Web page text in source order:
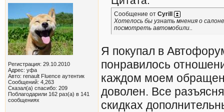
Регистрация: 29.10.2010
Адрес: уфа
Авто: renault Fluence аутентик
Сообщений: 4,263
Сказал(а) спасибо: 209
Поблагодарили 162 раз(а) в 141
сообщениях
Сообщение от Cyrill
Хотелось бы узнать мнения о
посмотреть автомобили..
Я покупал в
понравилось
каждом моем
доволен. Все
скидках